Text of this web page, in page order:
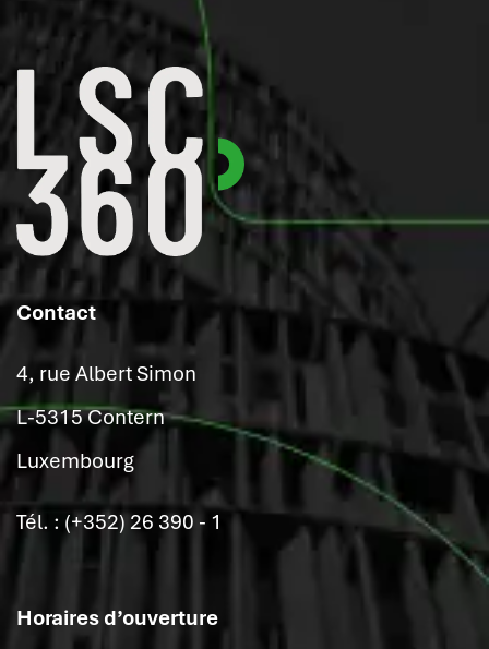
Contact
4, rue Albert Simon
L-5315 Contern
Luxembourg
Tél. : (+352) 26 390 - 1
Horaires d’ouverture